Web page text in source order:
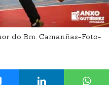
do Bm. Camariñas-Foto-